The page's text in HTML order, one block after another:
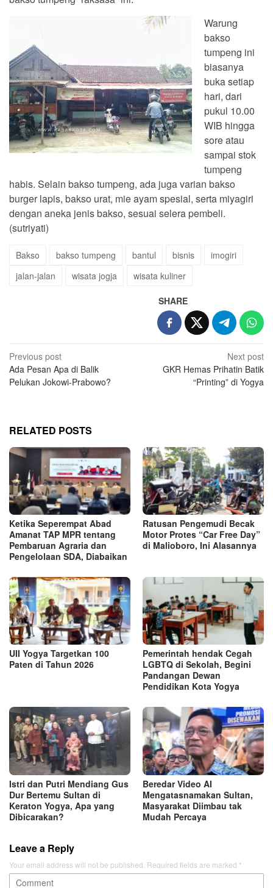
Warung
bakso
tumpeng ini
biasanya
buka setiap
hari, dari
pukul 10.00
WIB hingga
sore atau
sampai stok
tumpeng
habis. Selain bakso tumpeng, ada juga varian bakso
burger lapis, bakso urat, mie ayam spesial, serta miyagiri
dengan aneka jenis bakso, sesuai selera pembeli.
(sutriyati)
Bakso bakso tumpeng bantul bisnis
imogiri
jalan-jalan
wisata jogja wisata kuliner
SHARE
Post
navigation
Previous post
Ada Pesan Apa di Balik
Pelukan Jokowi-Prabowo?
Next post
GKR Hemas Prihatin Batik
“Printing” di Yogya
RELATED POSTS
Ketika Seperempat Abad
Amanat TAP MPR tentang
Pembaruan Agraria dan
Pengelolaan SDA, Diabaikan
Ratusan Pengemudi Becak
Motor Protes “Car Free Day”
di Malioboro, Ini Alasannya
UII Yogya Targetkan 100
Paten di Tahun 2026
Pemerintah hendak Cegah
LGBTQ di Sekolah, Begini
Pandangan Dewan
Pendidikan Kota Yogya
Istri dan Putri Mendiang Gus
Dur Bertemu Sultan di
Keraton Yogya, Apa yang
Dibicarakan?
Beredar Video AI
Mengatasnamakan Sultan,
Masyarakat Diimbau tak
Mudah Percaya
Leave a Reply
Your email address will not be published. Required fields are marked *